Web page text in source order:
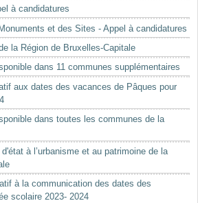
à candidatures
et des Sites - Appel à candidatures
la Région de Bruxelles-Capitale
dans 11 communes supplémentaires
aux dates des vacances de Pâques pour
dans toutes les communes de la
à l’urbanisme et au patrimoine de la
à la communication des dates des
scolaire 2023- 2024